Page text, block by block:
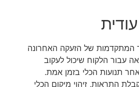
המתקדמות של הזעקה האחרונה
עבור הלקוח שיכול לעקוב
תנועות הכלי בזמן אמת.
התראות, זיהוי מיקום הכלי